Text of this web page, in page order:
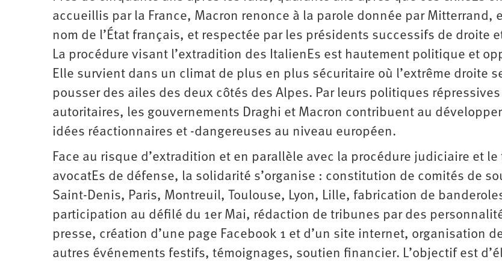
accueillis par la France, Macron renonce à la parole donnée par Mitterrand,
nom de l’État français, et respectée par les présidents successifs de droite
La procédure visant l’extradition des ItalienEs est hautement politique et
Elle survient dans un climat de plus en plus sécuritaire où l’extrême droite
pousser des ailes des deux côtés des Alpes. Par leurs politiques
autoritaires, les gouvernements Draghi et Macron contribuent au
idées réactionnaires et -dangereuses au niveau européen.
Face au risque d’extradition et en parallèle avec la procédure judiciaire et le
avocatEs de défense, la solidarité s’organise : constitution de comités de
Saint-Denis, Paris, Montreuil, Toulouse, Lyon, Lille, fabrication de
participation au défilé du 1er Mai, rédaction de tribunes par des
presse, création d’une page Facebook 1 et d’un site internet, organisation
autres événements festifs, témoignages, soutien financier. L’objectif est